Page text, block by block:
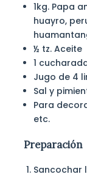
1kg. Papa
huayro,
½ tz. Aceite
1
Jugo de 4
Sal y
Para
etc.
Preparación
Sancochar